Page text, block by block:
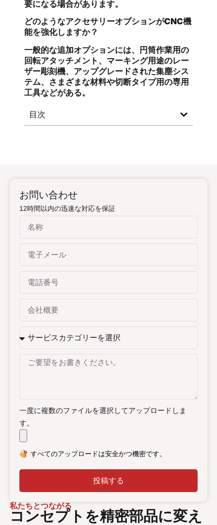
目次
要になる場合があります。
どのようなアクセサリーオプションがCNC機
能を強化しますか？
一般的な追加オプションには、円筒作業用の
回転アタッチメント、マーキング用途のレー
ザー彫刻機、アップグレードされた集塵シス
テム、さまざまな材料や切断タイプ用の専用
工具などがある。
私たちとつながる
コンセプトを精密部品に変え
お問い合わせ
12時間以内の迅速な対応を保証
一度に複数のファイルを選択してアップロードしま
す。
すべてのアップロードは安全かつ機密です。
投稿する